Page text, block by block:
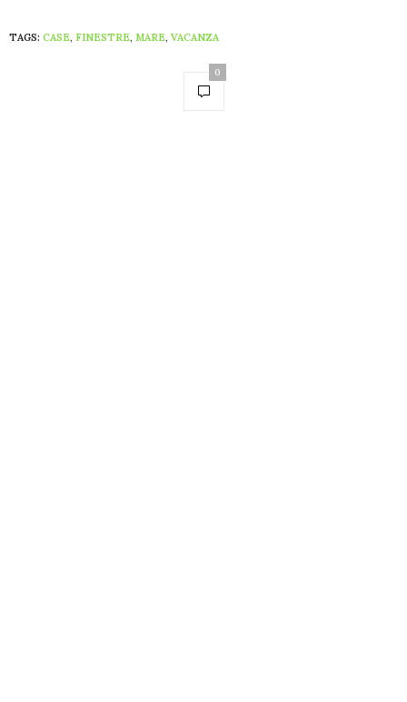
TAGS: CASE, FINESTRE, MARE, VACANZA
0